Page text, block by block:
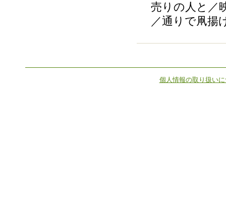
売りの人と／
／通りで凧
個人情報の取り扱い